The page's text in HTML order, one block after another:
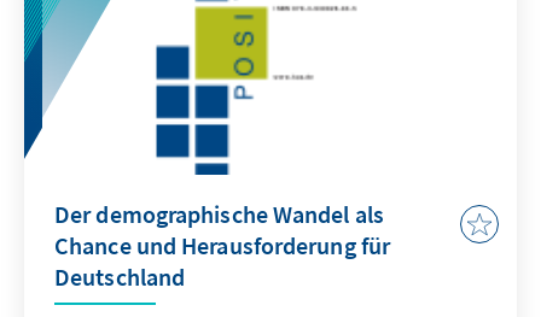
Bedeutung. Wir haben uns daher
entschlossen, die wegweisende Rede des
Präsidenten zu publizieren.
Der demographische Wandel als
Chance und Herausforderung für
Deutschland